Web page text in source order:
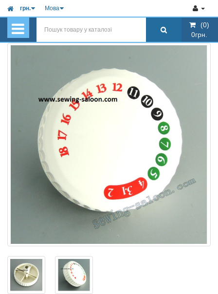
грн. Мова
0грн.
(0)
0грн.